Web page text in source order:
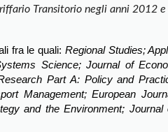
Transitorio negli anni 2012
fra le quali: Regional Studies;
Science; Journal of
Part A: Policy and
Management; European
and the Environment; Journal